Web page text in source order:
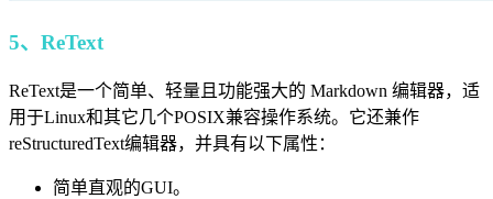
5、ReText
ReText是一个简单、轻量且功能强大的 Markdown 编辑器，适
用于Linux和其它几个POSIX兼容操作系统。它还兼作
reStructuredText编辑器，并具有以下属性：
简单直观的GUI。